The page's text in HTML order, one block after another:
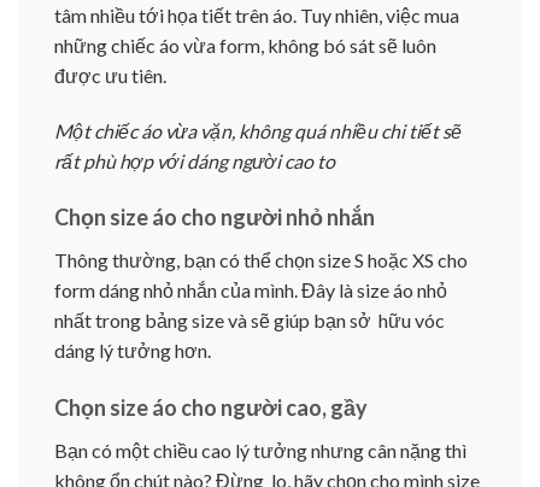
tâm nhiều tới họa tiết trên áo. Tuy nhiên, việc mua
những chiếc áo vừa form, không bó sát sẽ luôn
được ưu tiên.
Một chiếc áo vừa vặn, không quá nhiều chi tiết sẽ
rất phù hợp với dáng người cao to
Chọn size áo cho người nhỏ nhắn
Thông thường, bạn có thể chọn size S hoặc XS cho
form dáng nhỏ nhắn của mình. Đây là size áo nhỏ
nhất trong bảng size và sẽ giúp bạn sở hữu vóc
dáng lý tưởng hơn.
Chọn size áo cho người cao, gầy
Bạn có một chiều cao lý tưởng nhưng cân nặng thì
không ổn chút nào? Đừng lo, hãy chọn cho mình size